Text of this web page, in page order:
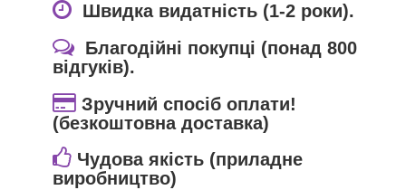
Швидка видатність (1-2 роки).
Благодійні покупці (понад 800
відгуків).
Зручний спосіб оплати!
(безкоштовна доставка)
Чудова якість (приладне
виробництво)